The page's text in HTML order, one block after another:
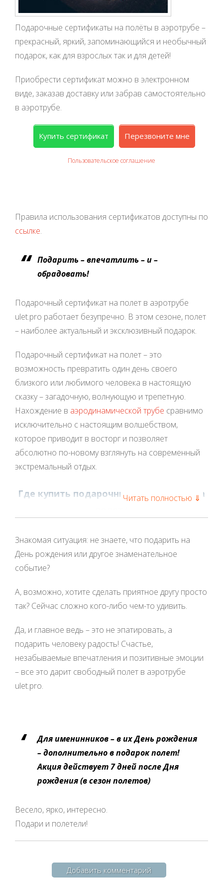
Подарочные сертификаты на полёты в аэротрубе –
прекрасный, яркий, запоминающийся и необычный
подарок, как для взрослых так и для детей!
Приобрести сертификат можно в электронном
виде, заказав доставку или забрав самостоятельно
в аэротрубе.
Купить сертификат Перезвоните мне
Пользовательское соглашение
Правила использования сертификатов доступны по
ссылке.
Подарить – впечатлить – и –
обрадовать!
Подарочный сертификат на полет в аэротрубе
ulet.pro работает безупречно. В этом сезоне, полет
– наиболее актуальный и эксклюзивный подарок.
Подарочный сертификат на полет – это
возможность превратить один день своего
близкого или любимого человека в настоящую
сказку – загадочную, волнующую и трепетную.
Нахождение в аэродинамической трубе сравнимо
исключительно с настоящим волшебством,
которое приводит в восторг и позволяет
абсолютно по-новому взглянуть на современный
экстремальный отдых.
Где купить подарочный сертификат на
приятных и неожиданных последствий, которые
точно не оставят вас равнодушными:
что это развлечение невероятно интересное,
оно еще не получило слишком широкого
распространения. Поэтому Вы не будете
опасаться того, что вам или вашей семье
станет скучно. Или, что именинник, которого Вы
собираетесь поздравить, уже неоднократно
летал в аэродинамической трубе.
нибудь новенькое или вообще мечтают о
прыжке с парашютом, предложите им такую
мини-тренировку, экстремальный подарок. Она
подходит даже самым маленьким, при условии,
прислушиваться к рекомендациям
инструкторов.
полёта в аэродинамической трубезависит от
типа приобретенного пакета, количества
Читать полностью ⇓
Знакомая ситуация: не знаете, что подарить на
День рождения или другое знаменательное
событие?
А, возможно, хотите сделать приятное другу просто
так? Сейчас сложно кого-либо чем-то удивить.
Да, и главное ведь – это не эпатировать, а
подарить человеку радость! Счастье,
незабываемые впечатления и позитивные эмоции
– все это дарит свободный полет в аэротрубе
ulet.pro.
Для именинников – в их День рождения
– дополнительно в подарок полет!
Акция действует 7 дней после Дня
рождения (в сезон полетов)
Весело, ярко, интересно.
Подари и полетели!
Добавить комментарий